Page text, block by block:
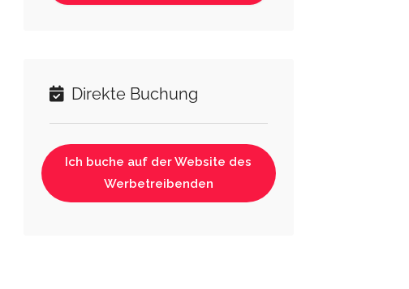
Direkte Buchung
Ich buche auf der Website des
Werbetreibenden